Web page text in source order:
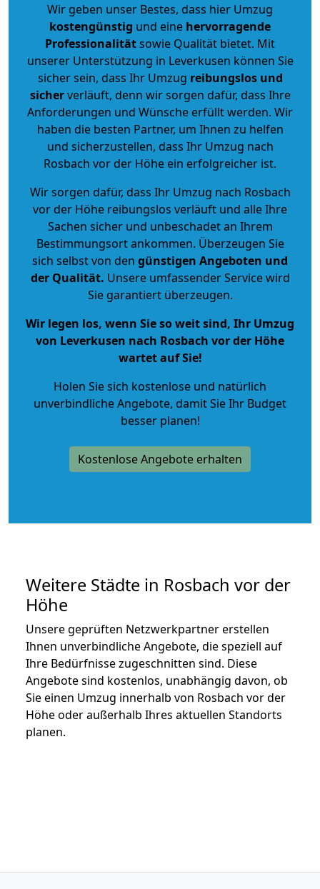
Wir geben unser Bestes, dass hier Umzug
kostengünstig und eine hervorragende
Professionalitätsowie Qualität bietet. Mit
unserer Unterstützung in Leverkusen können Sie
sicher sein, dass Ihr Umzug reibungslos und
sicherverläuft, denn wir sorgen dafür, dass Ihre
Anforderungen und Wünsche erfüllt werden. Wir
haben die besten Partner, um Ihnen zu helfen
und sicherzustellen, dass Ihr Umzug nach
Rosbach vor der Höhe ein erfolgreicher ist.
Wir sorgen dafür, dass Ihr Umzug nach Rosbach
vor der Höhe reibungslos verläuft und alle Ihre
Sachen sicher und unbeschadet an Ihrem
Bestimmungsort ankommen. Überzeugen Sie
sich selbst von den günstigen Angeboten und
der Qualität. Unsere umfassender Service wird
Sie garantiert überzeugen.
Wir legen los, wenn Sie so weit sind, Ihr Umzug
von Leverkusen nach Rosbach vor der Höhe
wartet auf Sie!
Holen Sie sich kostenlose und natürlich
unverbindliche Angebote, damit Sie Ihr Budget
besser planen!
Kostenlose Angebote erhalten
Weitere Städte in Rosbach vor der
Höhe
Unsere geprüften Netzwerkpartner erstellen
Ihnen unverbindliche Angebote, die speziell auf
Ihre Bedürfnisse zugeschnitten sind. Diese
Angebote sind kostenlos, unabhängig davon, ob
Sie einen Umzug innerhalb von Rosbach vor der
Höhe oder außerhalb Ihres aktuellen Standorts
planen.